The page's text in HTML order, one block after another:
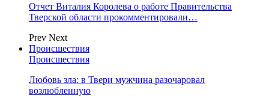
Отчет Виталия Королева о работе Правительства
Тверской области прокомментировали…
Prev Next
Происшествия
Происшествия
Любовь зла: в Твери мужчина разочаровал
возлюбленную